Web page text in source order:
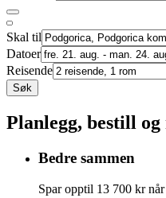
Skal til
Datoer
Reisende
Søk
Planlegg, bestill
Bedre sammen
Spar opptil 13 700 kr